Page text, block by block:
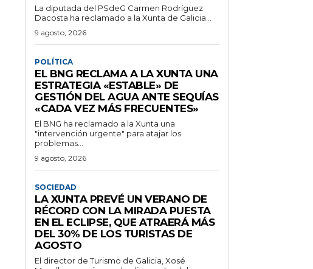
La diputada del PSdeG Carmen Rodríguez
Dacosta ha reclamado a la Xunta de Galicia...
9 agosto, 2026
POLÍTICA
EL BNG RECLAMA A LA XUNTA UNA
ESTRATEGIA «ESTABLE» DE
GESTIÓN DEL AGUA ANTE SEQUÍAS
«CADA VEZ MÁS FRECUENTES»
El BNG ha reclamado a la Xunta una
"intervención urgente" para atajar los
problemas...
9 agosto, 2026
SOCIEDAD
LA XUNTA PREVÉ UN VERANO DE
RÉCORD CON LA MIRADA PUESTA
EN EL ECLIPSE, QUE ATRAERÁ MÁS
DEL 30% DE LOS TURISTAS DE
AGOSTO
El director de Turismo de Galicia, Xosé